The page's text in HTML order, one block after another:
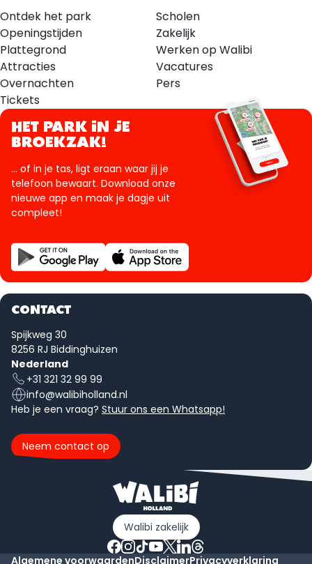
Ontdek het park
Openingstijden
Plattegrond
Attracties
Overnachten
Tickets
Scholen
Zakelijk
Werken op Walibi
Vacatures
Pers
HET PARK IN JE
BROEKZAK!
... of in je tas, ligt eraan waar jij je
telefoon bewaart. Download onze
nieuwe app en maak je dagje uit
compleet!
CONTACT
Spijkweg 30
8256 RJ Biddinghuizen
Nederland
+31 321 32 99 99
info@walibiholland.nl
Heb je een vraag? Stuur ons een Whatsapp!
Neem contact op
Walibi zakelijk
Algemene voorwaardenDisclaimerPrivacyverklaring